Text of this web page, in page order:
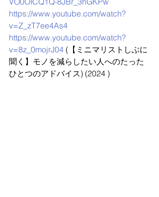
https://www.youtube.com/watch?
v=Z_zT7ee4As4
https://www.youtube.com/watch?
v=8z_0mojrJ04 (【ミニマリストしぶに
聞く】モノを減らしたい人へのたった
ひとつのアドバイス) (2024 )